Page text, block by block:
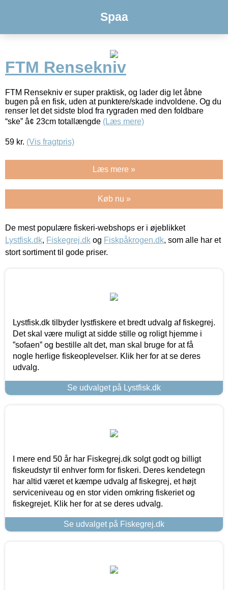
Spaa
FTM Rensekniv
FTM Rensekniv er super praktisk, og lader dig let åbne
bugen på en fisk, uden at punktere/skade indvoldene. Og du
renser let det sidste blod fra rygraden med den foldbare
“ske” â¢ 23cm totallængde (Læs mere)
59 kr. (Vis fragtpris)
Læs mere »
Køb nu »
De mest populære fiskeri-webshops er i øjeblikket
Lystfisk.dk, Fiskegrej.dk og Fiskpåkrogen.dk, som alle har et
stort sortiment til gode priser.
Lystfisk.dk tilbyder lystfiskere et bredt udvalg af fiskegrej.
Det skal være muligt at sidde stille og roligt hjemme i
”sofaen” og bestille alt det, man skal bruge for at få
nogle herlige fiskeoplevelser. Klik her for at se deres
udvalg.
Se udvalget på Lystfisk.dk
I mere end 50 år har Fiskegrej.dk solgt godt og billigt
fiskeudstyr til enhver form for fiskeri. Deres kendetegn
har altid været et kæmpe udvalg af fiskegrej, et højt
serviceniveau og en stor viden omkring fiskeriet og
fiskegrejet. Klik her for at se deres udvalg.
Se udvalget på Fiskegrej.dk